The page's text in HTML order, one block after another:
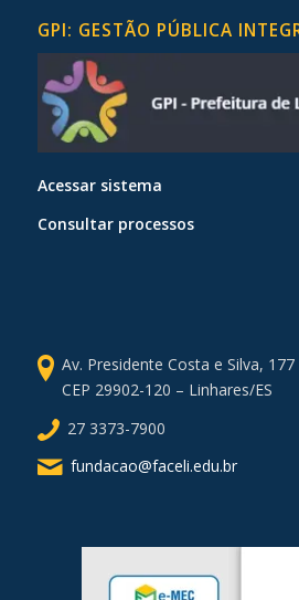
GPI: GESTÃO PÚBLICA
Acessar sistema
Consultar processos
Av. Presidente Costa e Silva,
CEP 29902-120 – Linhares/ES
27 3373-7900
fundacao@faceli.edu.br